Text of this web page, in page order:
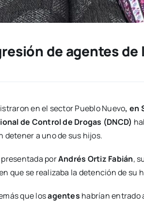
de agentes de
en el sector Pueblo Nuevo, en
de Control de Drogas (DNCD)
a uno de sus hijos.
porAndrés Ortiz Fabián,
que se realizaba la detención de su
que losagentes habrían entrado